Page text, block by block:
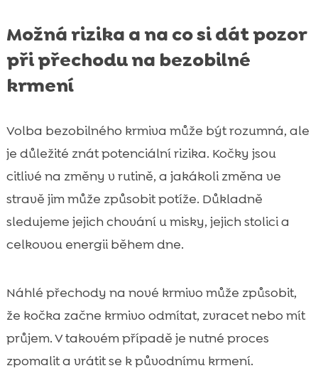
Možná rizika a na co si dát pozor
při přechodu na bezobilné
krmení
Volba bezobilného krmiva může být rozumná, ale
je důležité znát potenciální rizika. Kočky jsou
citlivé na změny v rutině, a jakákoli změna ve
stravě jim může způsobit potíže. Důkladně
sledujeme jejich chování u misky, jejich stolici a
celkovou energii během dne.
Náhlé přechody na nové krmivo může způsobit,
že kočka začne krmivo odmítat, zvracet nebo mít
průjem. V takovém případě je nutné proces
zpomalit a vrátit se k původnímu krmení.